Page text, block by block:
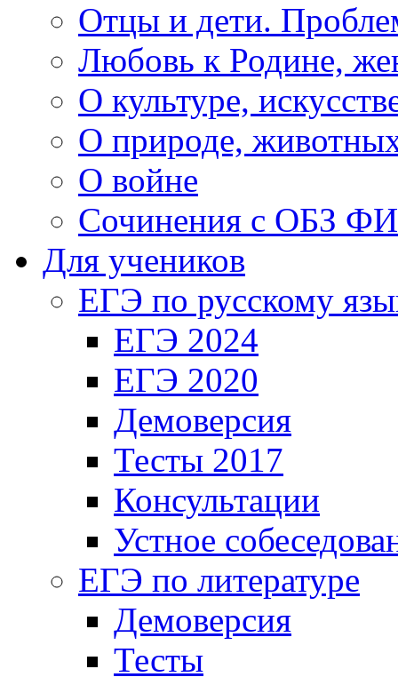
Отцы и дети.
Любовь к Родине,
О культуре,
О природе,
О войне
Сочинения с ОБЗ
Для учеников
ЕГЭ по русскому
ЕГЭ 2024
ЕГЭ 2020
Демоверсия
Тесты 2017
Консультации
Устное
ЕГЭ по литературе
Демоверсия
Тесты